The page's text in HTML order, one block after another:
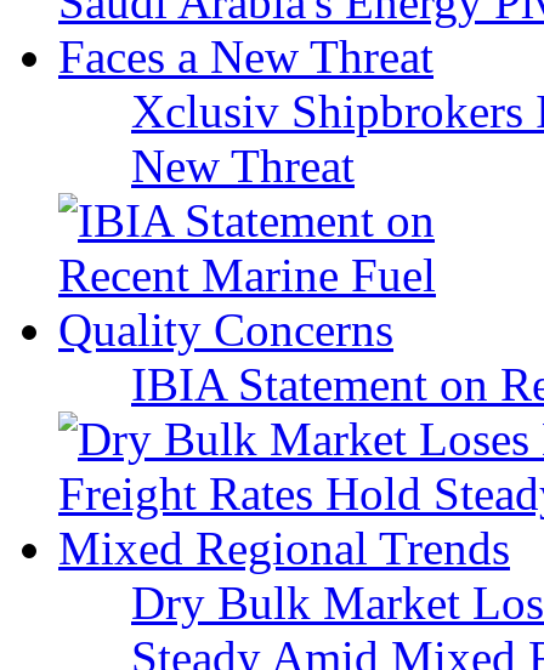
Xclusiv Shipbrokers
New Threat
IBIA Statement on
Dry Bulk Market
Steady Amid Mixed